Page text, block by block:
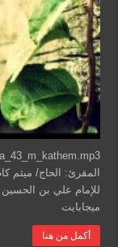
المقرئ: الحاج/ ميثم
ميجابايت
أكمل من هنا